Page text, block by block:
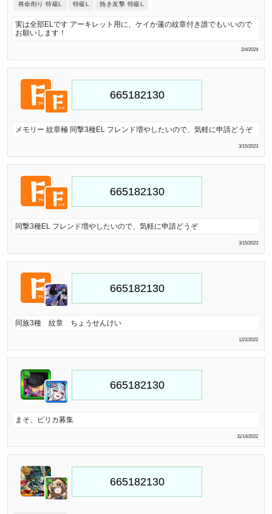
将命削り 特級L 特級L 熱き友撃 特級L
実は全部ELです アーキレット用に、ケイか蓮の紋章付き誰でもいいので
お願いします！
2/4/2024
メモリー 紋章極 同撃3種EL フレンド増やしたいので、気軽に申請どうぞ
3/15/2023
同撃3種EL フレンド増やしたいので、気軽に申請どうぞ
3/15/2023
同族3種 紋章 ちょうせんけい
12/2/2022
まそ、ピリカ募集
11/14/2022